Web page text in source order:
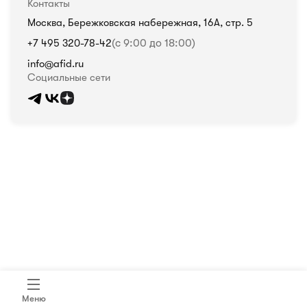
Меню
Контакты
Москва, Бережковская набережная, 16А, стр. 5
+7 495 320-78-42(с 9:00 до 18:00)
info@afid.ru
Социальные сети